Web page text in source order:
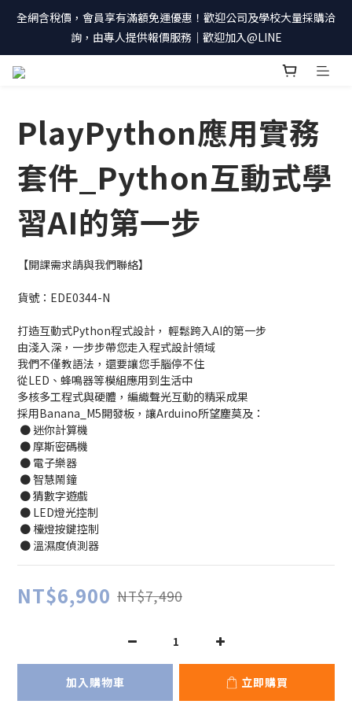
全網含稅價，會員享有滿額免運優惠！歡迎公司及學校大量採購洽
詢，由專人提供報價服務｜歡迎加入@LINE
PlayPython應用實務
套件_Python互動式學
習AI的第一步
【開課需求請與我們聯絡】
貨號：EDE0344-N
打造互動式Python程式設計， 輕鬆跨入AI的第一步
由淺入深，一步步帶您走入程式設計領域
我們不僅教語法，還要讓您手腦停不住
從LED、蜂鳴器等模組應用到生活中
多核多工程式與硬體，編織聲光互動的精采成果
採用Banana_M5開發板，讓Arduino所望塵莫及：
● 迷你計算機
● 摩斯密碼機
● 電子樂器
● 智慧鬧鐘
● 猜數字遊戲
● LED燈光控制
● 檯燈按鍵控制
● 溫濕度偵測器
NT$6,900 NT$7,490
加入購物車 立即購買